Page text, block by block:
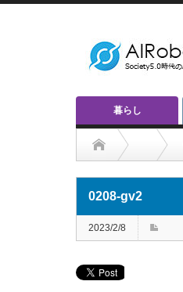
暮らし
0208-gv2
2023/2/8